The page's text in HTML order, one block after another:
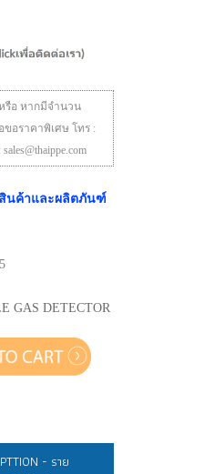
รือ หากมีจำนวน
อราคาพิเศษ โทร :
นค้าและผลิตภันฑ์
GAS DETECTOR
- ราย